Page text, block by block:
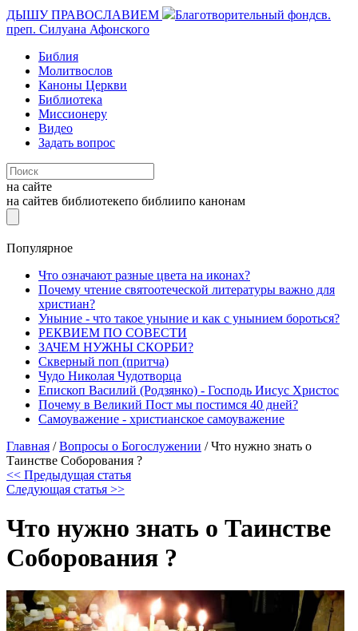
ДЫШУ ПРАВОСЛАВИЕМ Благотворительный фондсв.
преп. Силуана Афонского
Библия
Молитвослов
Каноны Церкви
Библиотека
Миссионеру
Видео
Задать вопрос
на сайте
на сайтев библиотекепо библиипо канонам
Популярное
Что означают разные цвета на иконах?
Почему чтение святоотеческой литературы важно для
христиан?
Уныние - что такое уныние и как с унынием бороться?
РЕКВИЕМ ПО СОВЕСТИ
ЗАЧЕМ НУЖНЫ СКОРБИ?
Скверный поп (притча)
Чудо Николая Чудотворца
Епископ Василий (Родзянко) - Господь Иисус Христос
Почему в Великий Пост мы постимся 40 дней?
Самоуважение - христианское самоуважение
Главная /Вопросы о Богослужении /Что нужно знать о
Таинстве Соборования ?
<< Предыдущая статья
Следующая статья >>
Что нужно знать о Таинстве
Соборования ?